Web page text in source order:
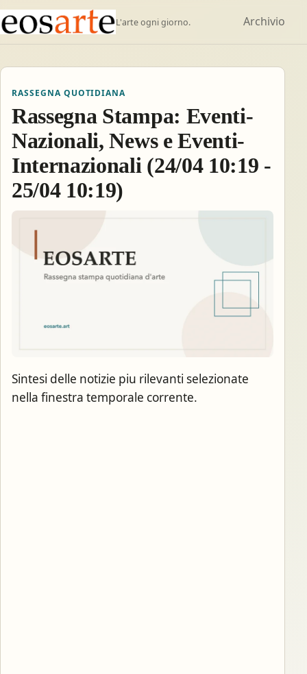
L'arte ogni giorno. Archivio
RASSEGNA QUOTIDIANA
Rassegna Stampa: Eventi-
Nazionali, News e Eventi-
Internazionali (24/04 10:19 -
25/04 10:19)
Sintesi delle notizie piu rilevanti selezionate
nella finestra temporale corrente.